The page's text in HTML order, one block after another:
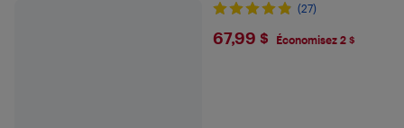
(27)
$67.99
67,99 $ Économisez 2 $